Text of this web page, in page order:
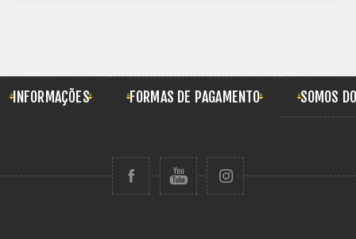
INFORMAÇÕES FORMAS DE PAGAMENTO SOMOS